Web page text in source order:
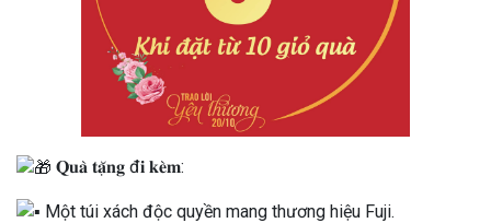
𝐐𝐮𝐚̀ 𝐭𝐚̣̆𝐧𝐠 đ𝐢 𝐤𝐞̀𝐦:
Một túi xách độc quyền mang thương hiệu Fuji.